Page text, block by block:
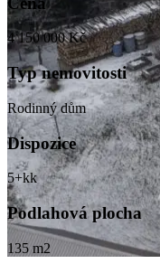
4 150 000 Kč
Typ nemovitosti
Rodinný dům
Dispozice
5+kk
Podlahová plocha
135 m2